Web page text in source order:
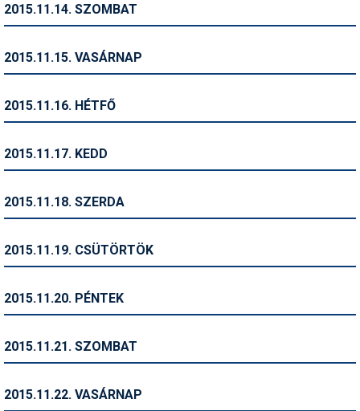
Símánia
Síszerviz
Snowboard
Szakértők
2015.11.14. SZOMBAT
2015.11.15. VASÁRNAP
2015.11.16. HÉTFŐ
2015.11.17. KEDD
2015.11.18. SZERDA
2015.11.19. CSÜTÖRTÖK
2015.11.20. PÉNTEK
2015.11.21. SZOMBAT
2015.11.22. VASÁRNAP